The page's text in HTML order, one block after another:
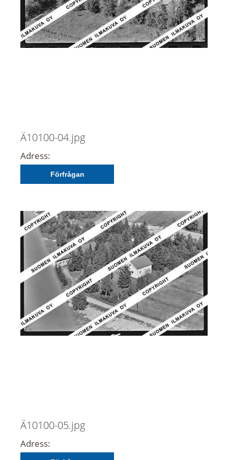
Ä10100-04.jpg
Adress:
Förfrågan
Ä10100-05.jpg
Adress: